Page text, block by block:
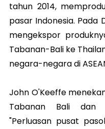
tahun 2014,
pasar Indonesia. Pada
mengekspor
Tabanan-Bali ke
negara-negara di
John O'Keeffe
Tabanan Bali dan
"Perluasan pusat